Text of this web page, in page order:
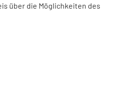
über die Möglichkeiten des